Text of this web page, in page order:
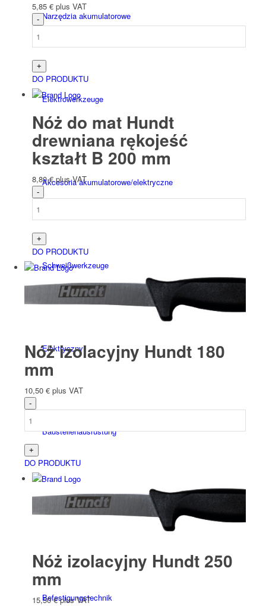
Narzędzia akumulatorowe
Elektro­werk­zeuge
Akcesoria akumulatorowe/elektryczne
Schweiß­werk­zeuge
Elektryczny
Bau­stellen­aus­rüstung
Arbeits­schutz
Befesti­gungs­technik
5,85 € plus VAT
DO PRODUKTU
Nóż do mat Hundt
drewniana rękojeść
kształt B 200 mm
8,80€ plus VAT
DO PRODUKTU
Nóż izolacyjny Hundt 180
mm
10,50 € plus VAT
DO PRODUKTU
Nóż izolacyjny Hundt 250
mm
15,50€ plus VAT